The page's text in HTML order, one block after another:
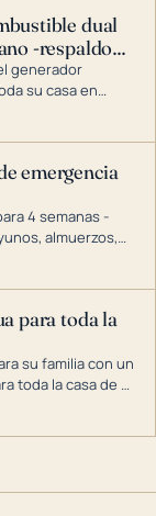
dual
-respaldo
generador
su casa en
o un corte
completa que
hasta
toda su casa.
emergencia
4 semanas -
almuerzos,
durante
para toda la
su familia con un
toda la casa de 3
este filtro